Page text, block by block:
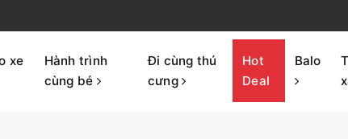
xe
Hành trình
cùng bé
Đi cùng thú
cưng
Hot
Deal
Balo